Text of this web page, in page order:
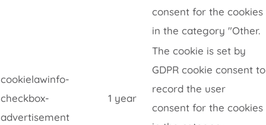
consent for the cookies
in the category "Other.
cookielawinfo-
checkbox-
advertisement
1 year
The cookie is set by
GDPR cookie consent to
record the user
consent for the cookies